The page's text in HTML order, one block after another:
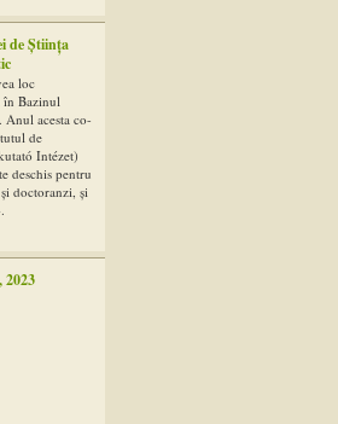
de Ştiinţa
loc
în Bazinul
Anul acesta co-
de
Intézet)
deschis pentru
doctoranzi, şi
2023